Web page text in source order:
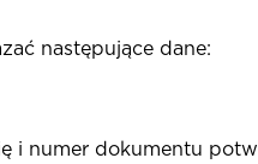
następujące dane:
i numer dokumentu